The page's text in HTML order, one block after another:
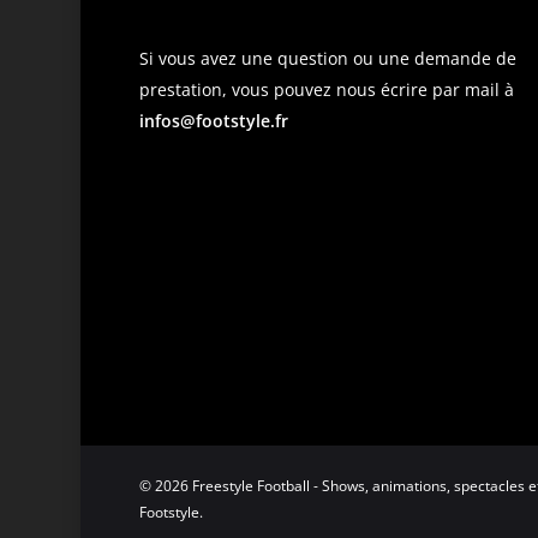
Si vous avez une question ou une demande de
prestation, vous pouvez nous écrire par mail à
infos@footstyle.fr
© 2026 Freestyle Football - Shows, animations, spectacles
Footstyle.